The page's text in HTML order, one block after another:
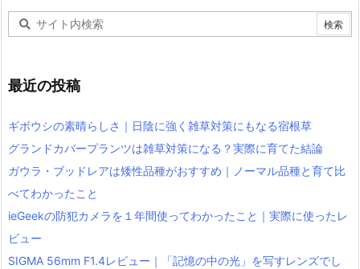
最近の投稿
ギボウシの素晴らしさ｜日陰に強く雑草対策にもなる宿根草
グランドカバープランツは雑草対策になる？実際に育てた結論
ガウラ・ブッドレアは矮性品種がおすすめ｜ノーマル品種と育て比
べてわかったこと
ieGeekの防犯カメラを１年間使ってわかったこと｜実際に使ったレ
ビュー
SIGMA 56mm F1.4レビュー｜「記憶の中の光」を写すレンズでし